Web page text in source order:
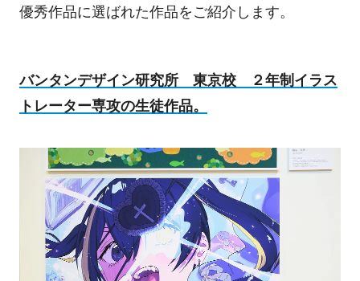
優秀作品に選ばれた作品をご紹介します。
バンタンデザイン研究所 東京校 ２年制イラス
トレーター専攻の生徒作品。